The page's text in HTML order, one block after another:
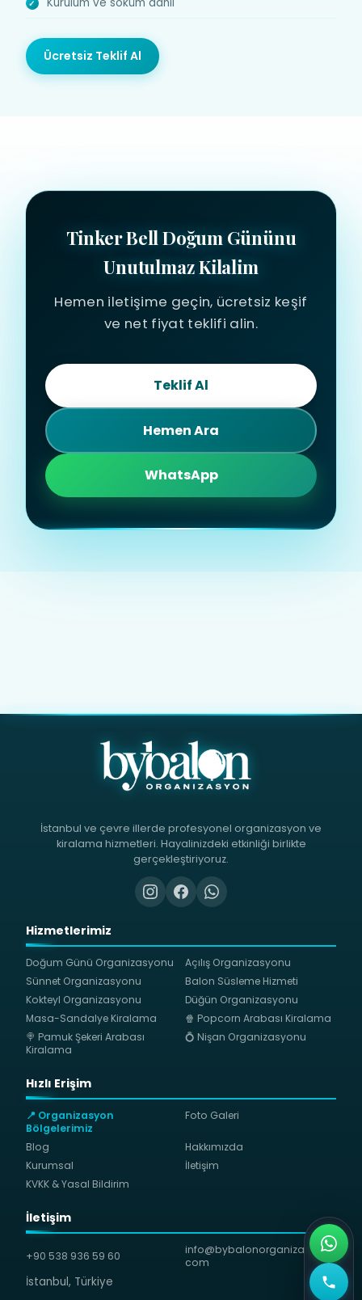
Ücretsiz Teklif Al
Tinker Bell Doğum Gününu
Unutulmaz Kilalim
Hemen iletişime geçin, ücretsiz keşif
ve net fiyat teklifi alin.
Teklif Al
Hemen Ara
WhatsApp
İstanbul ve çevre illerde profesyonel organizasyon ve
kiralama hizmetleri. Hayalinizdeki etkinliği birlikte
gerçekleştiriyoruz.
Hizmetlerimiz
Doğum Günü Organizasyonu
Açılış Organizasyonu
Sünnet Organizasyonu
Balon Süsleme Hizmeti
Kokteyl Organizasyonu
Düğün Organizasyonu
Masa-Sandalye Kiralama
🍿 Popcorn Arabası Kiralama
🍭 Pamuk Şekeri Arabası
Kiralama
💍 Nişan Organizasyonu
Hızlı Erişim
📍 Organizasyon
Bölgelerimiz
Foto Galeri
Blog
Hakkımızda
Kurumsal
İletişim
KVKK & Yasal Bildirim
İletişim
+90 538 936 59 60
info@bybalonorganizasyon.
com
İstanbul, Türkiye